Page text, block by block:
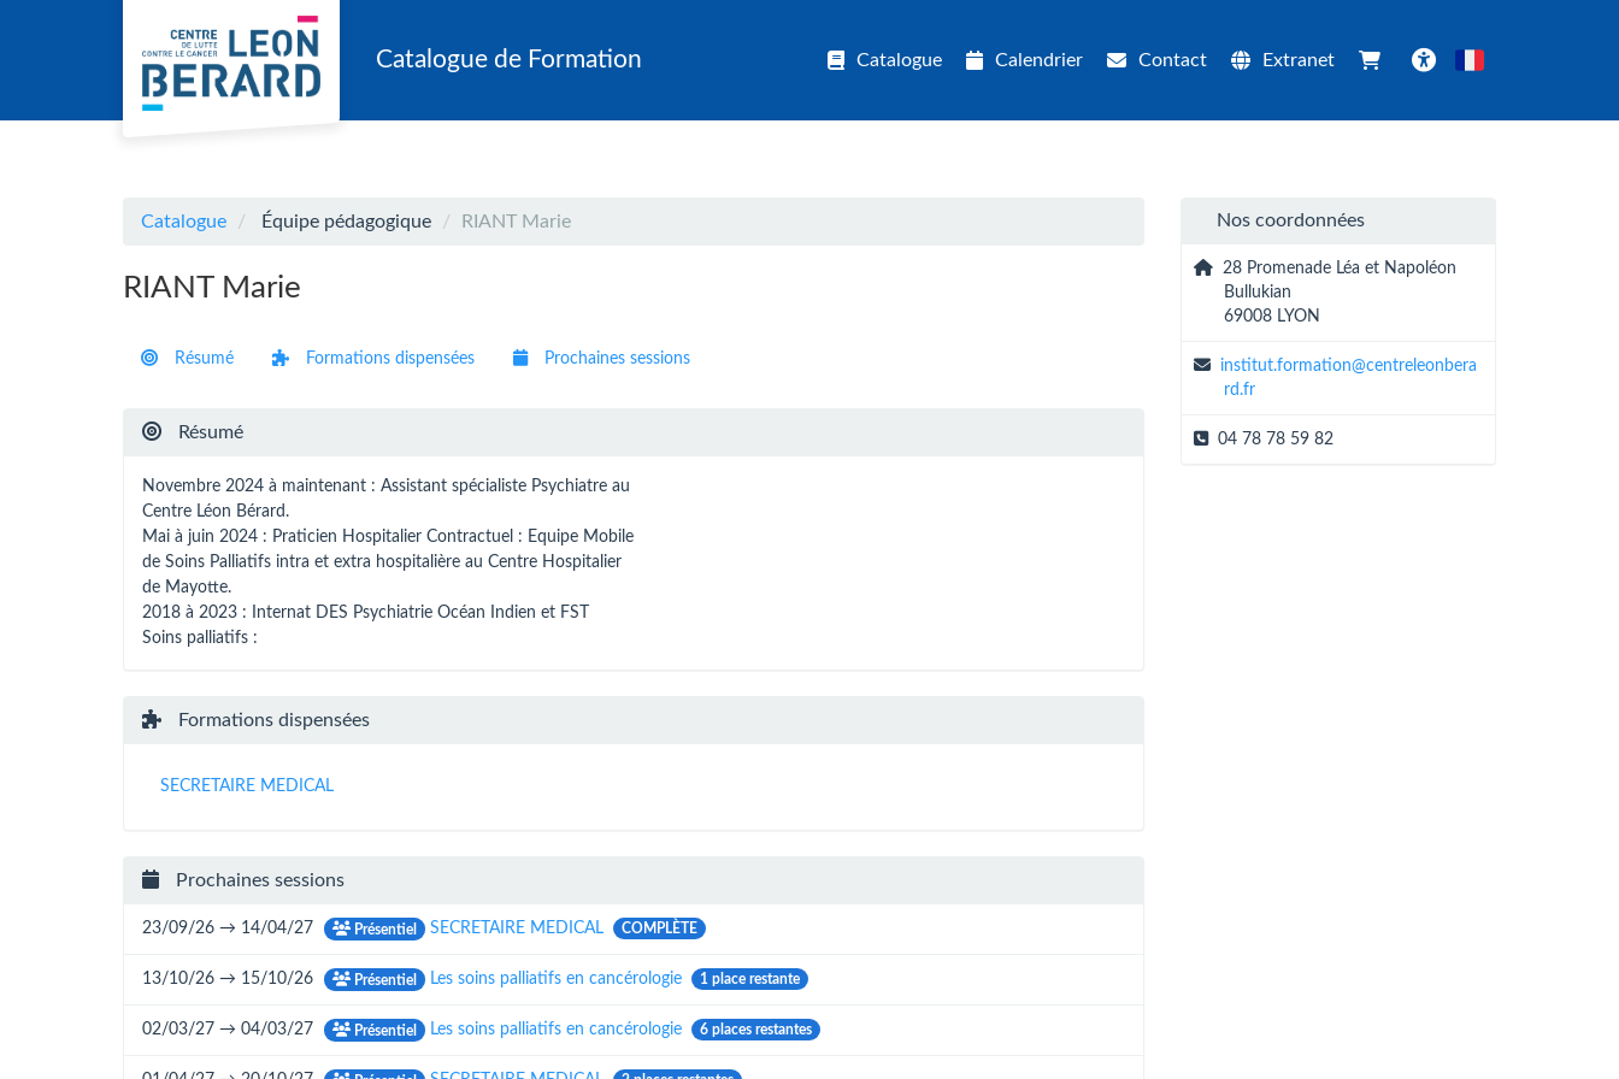
Catalogue de Formation Catalogue Calendrier Contact
Extranet
Français
Catalogue Équipe pédagogique RIANT Marie
RIANT Marie
Résumé Formations dispensées Prochaines sessions
Résumé
Novembre 2024 à maintenant : Assistant spécialiste Psychiatre au
Centre Léon Bérard.
Mai à juin 2024 : Praticien Hospitalier Contractuel : Equipe Mobile
de Soins Palliatifs intra et extra hospitalière au Centre Hospitalier
de Mayotte.
2018 à 2023 : Internat DES Psychiatrie Océan Indien et FST
Soins palliatifs :
Formations dispensées
SECRETAIRE MEDICAL
Prochaines sessions
23/09/26 → 14/04/27 Présentiel SECRETAIRE MEDICAL COMPLÈTE
13/10/26 → 15/10/26 Présentiel Les soins palliatifs en cancérologie 1 place restante
02/03/27 → 04/03/27 Présentiel Les soins palliatifs en cancérologie 6 places restantes
Nos coordonnées
28 Promenade Léa et Napoléon
Bullukian
69008 LYON
institut.formation@centreleonbera
rd.fr
04 78 78 59 82